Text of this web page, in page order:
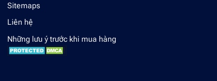
Sitemaps
Liên hệ
Những lưu ý trước khi mua hàng